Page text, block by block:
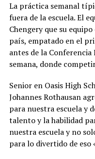
La práctica semanal
fuera de la escuela. El
Chengery que su
país, empatado en el
antes de la Conferencia
semana, donde
Senior en Oasis High
Johannes Rothausan
para nuestra escuela y
talento y la habilidad
nuestra escuela y no
para lo divertido de eso